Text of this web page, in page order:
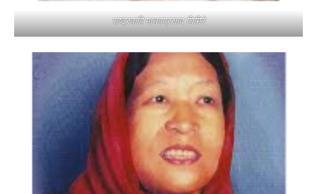
राष्ट्रकवि माधवप्रसाद घिमिरे